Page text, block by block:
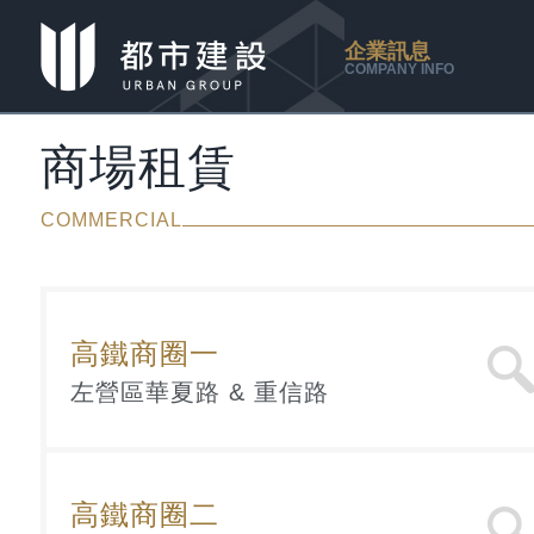
企業訊息
COMPANY INFO
商場租賃
COMMERCIAL
高鐵商圈一
左營區華夏路 & 重信路
高鐵商圈二